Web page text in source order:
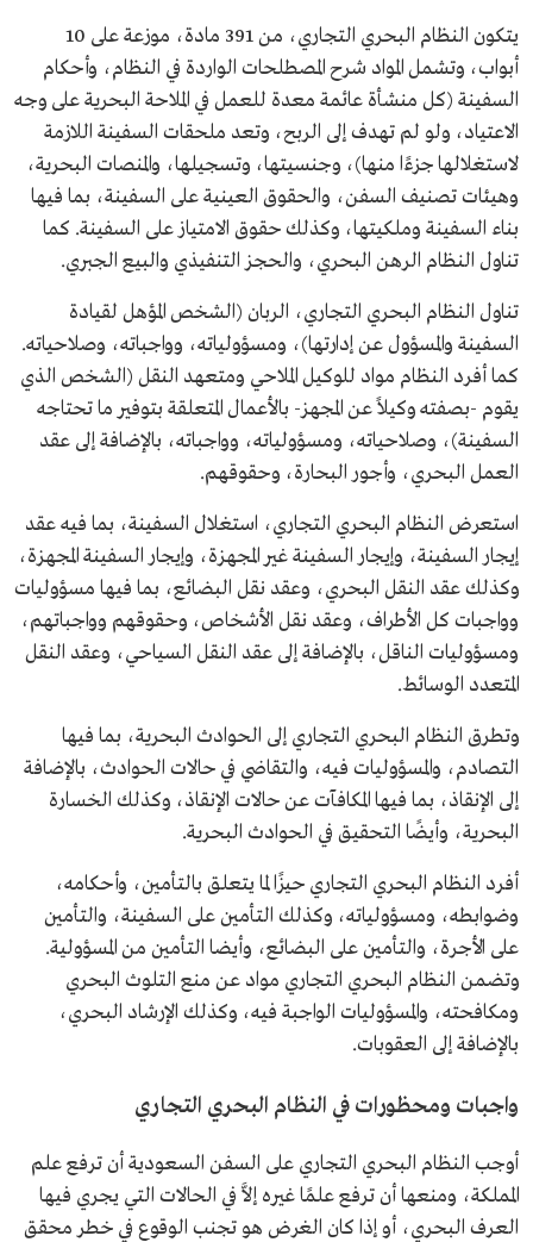
يتكون النظام البحري التجاري، من 391 مادة، موزعة على 10
أبواب، وتشمل المواد شرح المصطلحات الواردة في النظام، وأحكام
السفينة (كل منشأة عائمة معدة للعمل في الملاحة البحرية على وجه
الاعتياد، ولو لم تهدف إلى الربح، وتعد ملحقات السفينة اللازمة
لاستغلالها جزءًا منها)، وجنسيتها، وتسجيلها، والمنصات البحرية،
وهيئات تصنيف السفن، والحقوق العينية على السفينة، بما فيها
بناء السفينة وملكيتها، وكذلك حقوق الامتياز على السفينة. كما
تناول النظام الرهن البحري، والحجز التنفيذي والبيع الجبري.
تناول النظام البحري التجاري، الربان (الشخص المؤهل لقيادة
السفينة والمسؤول عن إدارتها)، ومسؤولياته، وواجباته، وصلاحياته.
كما أفرد النظام مواد للوكيل الملاحي ومتعهد النقل (الشخص الذي
يقوم -بصفته وكيلاً عن المجهز- بالأعمال المتعلقة بتوفير ما تحتاجه
السفينة)، وصلاحياته، ومسؤولياته، وواجباته، بالإضافة إلى عقد
العمل البحري، وأجور البحارة، وحقوقهم.
استعرض النظام البحري التجاري، استغلال السفينة، بما فيه عقد
إيجار السفينة، وإيجار السفينة غير المجهزة، وإيجار السفينة المجهزة،
وكذلك عقد النقل البحري، وعقد نقل البضائع، بما فيها مسؤوليات
وواجبات كل الأطراف، وعقد نقل الأشخاص، وحقوقهم وواجباتهم،
ومسؤوليات الناقل، بالإضافة إلى عقد النقل السياحي، وعقد النقل
المتعدد الوسائط.
وتطرق النظام البحري التجاري إلى الحوادث البحرية، بما فيها
التصادم، والمسؤوليات فيه، والتقاضي في حالات الحوادث، بالإضافة
إلى الإنقاذ، بما فيها المكافآت عن حالات الإنقاذ، وكذلك الخسارة
البحرية، وأيضًا التحقيق في الحوادث البحرية.
أفرد النظام البحري التجاري حيزًا لما يتعلق بالتأمين، وأحكامه،
وضوابطه، ومسؤولياته، وكذلك التأمين على السفينة، والتأمين
على الأجرة، والتأمين على البضائع، وأيضا التأمين من المسؤولية.
وتضمن النظام البحري التجاري مواد عن منع التلوث البحري
ومكافحته، والمسؤوليات الواجبة فيه، وكذلك الإرشاد البحري،
بالإضافة إلى العقوبات.
واجبات ومحظورات في النظام البحري التجاري
أوجب النظام البحري التجاري على السفن السعودية أن ترفع علم
المملكة، ومنعها أن ترفع علمًا غيره إلاَّ في الحالات التي يجري فيها
العرف البحري، أو إذا كان الغرض هو تجنب الوقوع في خطر محقق